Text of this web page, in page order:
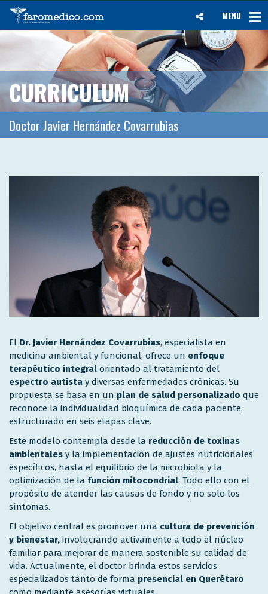
MENU
CURRICULUM
Doctor Javier Hernández Covarrubias
El Dr. Javier Hernández Covarrubias, especialista en
medicina ambiental y funcional, ofrece un enfoque
terapéutico integral orientado al tratamiento del
espectro autista y diversas enfermedades crónicas. Su
propuesta se basa en un plan de salud personalizado que
reconoce la individualidad bioquímica de cada paciente,
estructurado en seis etapas clave.
Este modelo contempla desde la reducción de toxinas
ambientales y la implementación de ajustes nutricionales
específicos, hasta el equilibrio de la microbiota y la
optimización de la función mitocondrial. Todo ello con el
propósito de atender las causas de fondo y no solo los
síntomas.
El objetivo central es promover una cultura de prevención
y bienestar, involucrando activamente a todo el núcleo
familiar para mejorar de manera sostenible su calidad de
vida. Actualmente, el doctor brinda estos servicios
especializados tanto de forma presencial en Querétaro